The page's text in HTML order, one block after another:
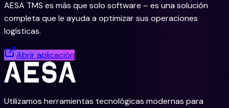
AESA TMS es más que solo software – es una solución
completa que le ayuda a optimizar sus operaciones
logísticas.
Abrir aplicación
Utilizamos herramientas tecnológicas modernas para